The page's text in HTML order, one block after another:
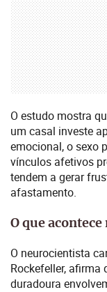
O estudo mostra
um casal investe
emocional, o sexo
vínculos afetivos
tendem a gerar
afastamento.
O que
O neurocientista
Rockefeller, afirma
duradoura